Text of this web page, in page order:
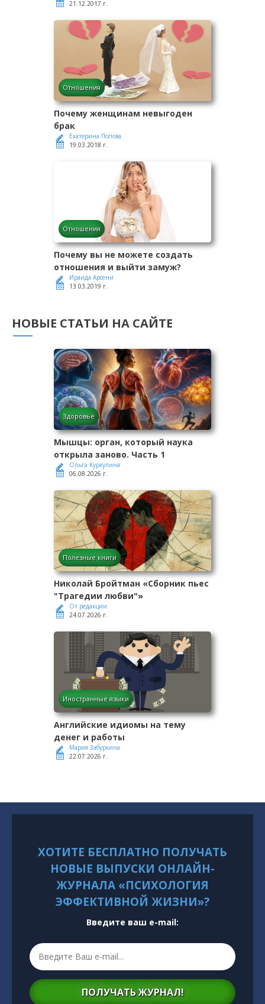
21.12.2017 г.
Отношения
Почему женщинам невыгоден
брак
Екатерина Попова
19.03.2018 г.
Отношения
Почему вы не можете создать
отношения и выйти замуж?
Ираида Арсени
13.03.2019 г.
НОВЫЕ СТАТЬИ НА САЙТЕ
Здоровье
Мышцы: орган, который наука
открыла заново. Часть 1
Ольга Куркулина
06.08.2026 г.
Полезные книги
Николай Бройтман «Сборник пьес
"Трагедии любви"»
От редакции
24.07.2026 г.
Иностранные языки
Английские идиомы на тему
денег и работы
Мария Забуркина
22.07.2026 г.
ХОТИТЕ БЕСПЛАТНО ПОЛУЧАТЬ
НОВЫЕ ВЫПУСКИ ОНЛАЙН-
ЖУРНАЛА «ПСИХОЛОГИЯ
ЭФФЕКТИВНОЙ ЖИЗНИ»?
Введите ваш e-mail:
ПОЛУЧАТЬ ЖУРНАЛ!